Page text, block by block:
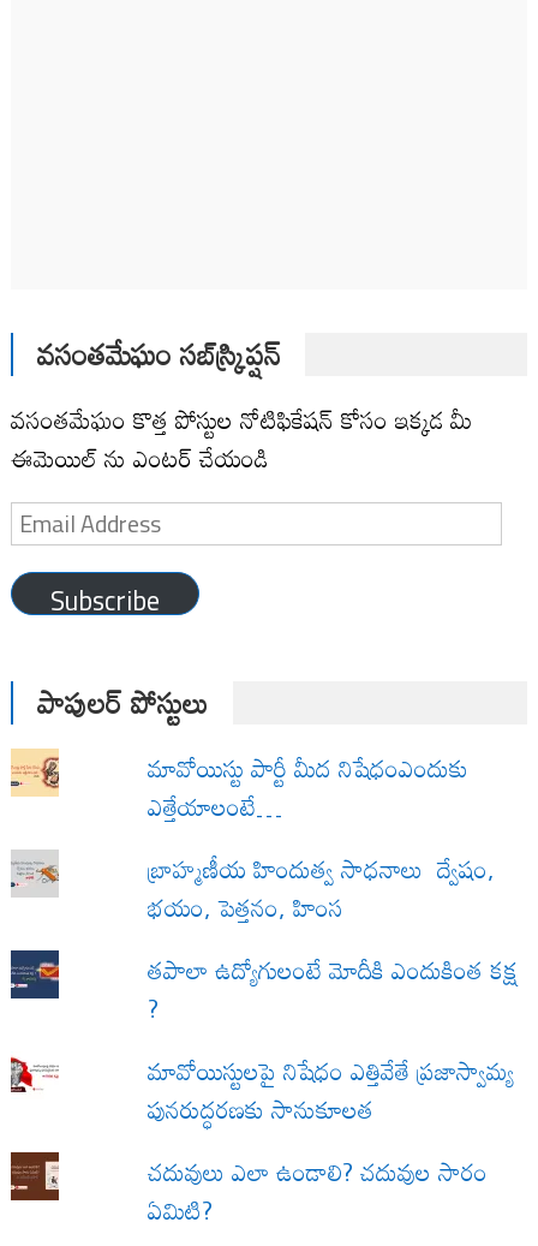
వసంతమేఘం సబ్‌స్క్రిప్షన్
వసంతమేఘం కొత్త పోస్టుల నోటిఫికేషన్ కోసం ఇక్కడ మీ
ఈమెయిల్ ను ఎంటర్ చేయండి
Email
Address
Subscribe
పాపులర్ పోస్టులు
మావోయిస్టు పార్టీ మీద నిషేధంఎందుకు
ఎత్తేయాలంటే…
బ్రాహ్మణీయ హిందుత్వ సాధనాలు ద్వేషం,
భయం, పెత్తనం, హింస
త‌పాలా ఉద్యోగులంటే మోదీకి ఎందుకింత కక్ష
?
మావోయిస్టులపై నిషేధం ఎత్తివేతే ప్రజాస్వామ్య
పునరుద్ధరణకు సానుకూలత
చదువులు ఎలా ఉండాలి? చదువుల సారం
ఏమిటి?